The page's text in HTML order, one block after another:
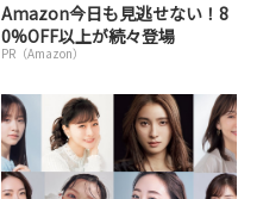
Amazon今日も見逃せない！8
0%OFF以上が続々登場
PR（Amazon）